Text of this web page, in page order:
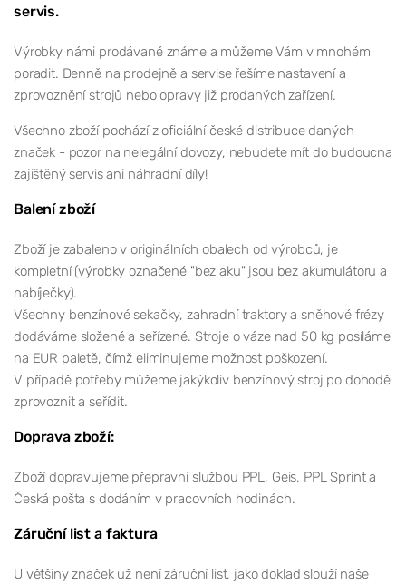
servis.
Výrobky námi prodávané známe a můžeme Vám v mnohém
poradit. Denně na prodejně a servise řešíme nastavení a
zprovoznění strojů nebo opravy již prodaných zařízení.
Všechno zboží pochází z oficiální české distribuce daných
značek - pozor na nelegální dovozy, nebudete mít do budoucna
zajištěný servis ani náhradní díly!
Balení zboží
Zboží je zabaleno v originálních obalech od výrobců, je
kompletní (výrobky označené "bez aku" jsou bez akumulátoru a
nabíječky).
Všechny benzínové sekačky, zahradní traktory a sněhové frézy
dodáváme složené a seřízené. Stroje o váze nad 50 kg posíláme
na EUR paletě, čímž eliminujeme možnost poškození.
V případě potřeby můžeme jakýkoliv benzínový stroj po dohodě
zprovoznit a seřídit.
Doprava zboží:
Zboží dopravujeme přepravní službou PPL, Geis, PPL Sprint a
Česká pošta s dodáním v pracovních hodinách.
Záruční list a faktura
U většiny značek už není záruční list, jako doklad slouží naše